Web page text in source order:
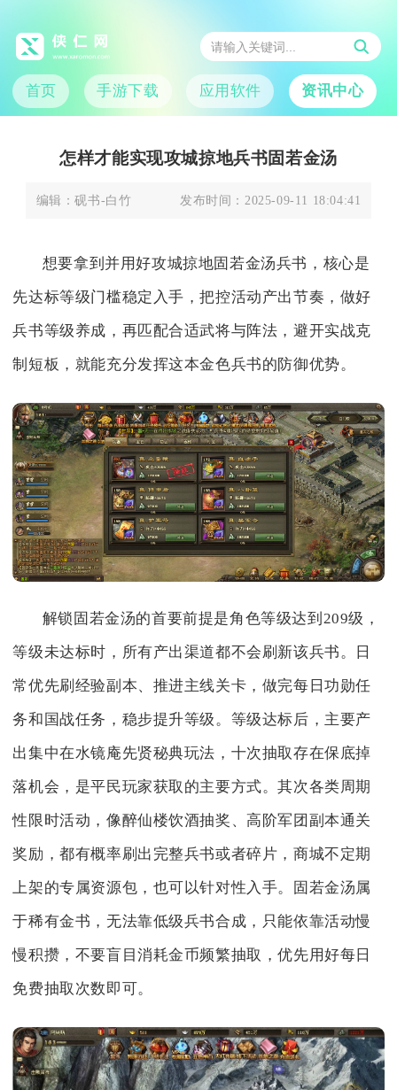
首页 手游下载 应用软件 资讯中心
怎样才能实现攻城掠地兵书固若金汤
编辑：砚书-白竹 发布时间： 2025-09-11 18:04:41
想要拿到并用好攻城掠地固若金汤兵书，核心是
先达标等级门槛稳定入手，把控活动产出节奏，做好
兵书等级养成，再匹配合适武将与阵法，避开实战克
制短板，就能充分发挥这本金色兵书的防御优势。
解锁固若金汤的首要前提是角色等级达到209级，
等级未达标时，所有产出渠道都不会刷新该兵书。日
常优先刷经验副本、推进主线关卡，做完每日功勋任
务和国战任务，稳步提升等级。等级达标后，主要产
出集中在水镜庵先贤秘典玩法，十次抽取存在保底掉
落机会，是平民玩家获取的主要方式。其次各类周期
性限时活动，像醉仙楼饮酒抽奖、高阶军团副本通关
奖励，都有概率刷出完整兵书或者碎片，商城不定期
上架的专属资源包，也可以针对性入手。固若金汤属
于稀有金书，无法靠低级兵书合成，只能依靠活动慢
慢积攒，不要盲目消耗金币频繁抽取，优先用好每日
免费抽取次数即可。